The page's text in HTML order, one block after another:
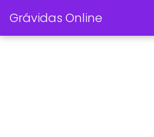
Grávidas Online